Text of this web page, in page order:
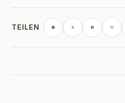
TEILEN